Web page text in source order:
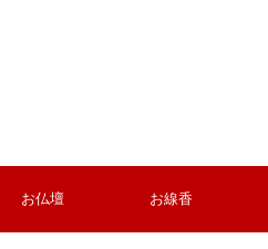
お仏壇 お線香